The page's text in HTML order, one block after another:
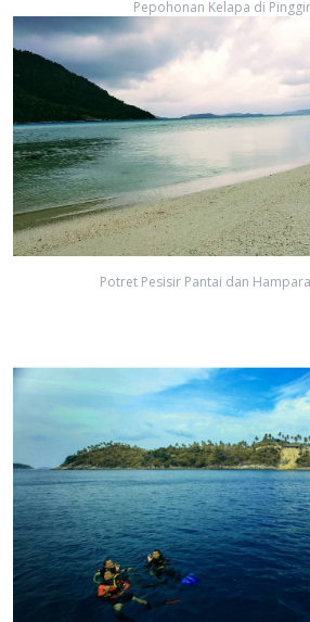
Pepohonan Kelapa di
Potret Pesisir Pantai dan